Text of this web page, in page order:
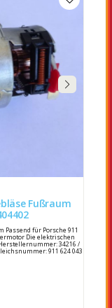
91162404402
für Porsche 911
Die elektrischen
34216 /
911 624 043